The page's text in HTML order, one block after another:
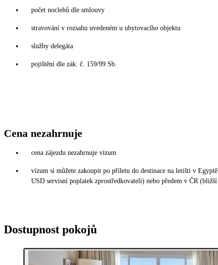
počet noclehů dle smlouvy
stravování v rozsahu uvedeném u ubytovacího objektu
služby delegáta
pojištění dle zák. č. 159/99 Sb.
Cena nezahrnuje
cena zájezdu nezahrnuje vízum
vízum si můžete zakoupit po příletu do destinace na letišti v
USD servisní poplatek zprostředkovateli) nebo předem v ČR
Dostupnost pokojů